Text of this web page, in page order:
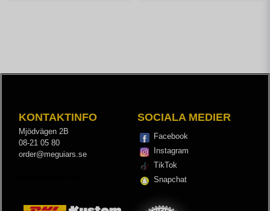
KONTAKTINFO
Mjödvägen 2B
08-21 05 80
order@meguiars.se
SOCIALA MEDIER
Facebook
Instagram
TikTok
Snapchat